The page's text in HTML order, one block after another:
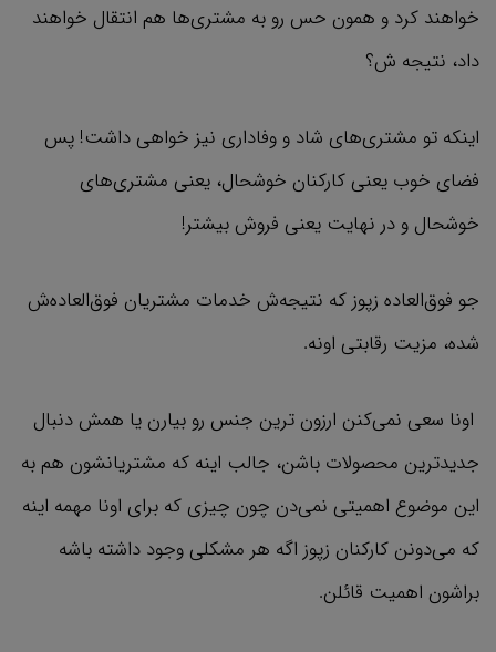
خواهند کرد و همون حس رو به مشتری‌ها هم انتقال خواهند
داد، نتیجه ش؟
اینکه تو مشتری‌های شاد و وفاداری نیز خواهی داشت! پس
فضای خوب یعنی کارکنان خوشحال، یعنی مشتری‌های
خوشحال و در نهایت یعنی فروش بیشتر!
جو فوق‌العاده زپوز که نتیجه‌ش خدمات مشتریان فوق‌العاده‌ش
شده، مزیت رقابتی اونه.
اونا سعی نمی‌کنن ارزون ترین جنس رو بیارن یا همش دنبال
جدیدترین محصولات باشن، جالب اینه که مشتریانشون هم به
این موضوع اهمیتی نمی‌دن چون چیزی که برای اونا مهمه اینه
که می‌دونن کارکنان زپوز اگه هر مشکلی وجود داشته باشه
براشون اهمیت قائلن.